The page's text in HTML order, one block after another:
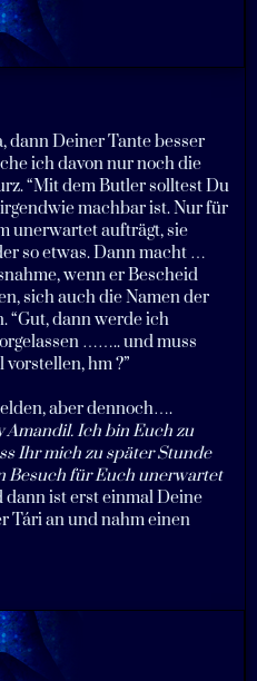
dann Deiner Tante besser
ich davon nur noch die
“Mit dem Butler solltest Du
machbar ist. Nur für
unerwartet aufträgt, sie
so etwas. Dann macht …
wenn er Bescheid
sich auch die Namen der
“Gut, dann werde ich
…….. und muss
hm ?”
aber dennoch….
Amandil. Ich bin Euch zu
Ihr mich zu später Stunde
Besuch für Euch unerwartet
ist erst einmal Deine
Tári an und nahm einen